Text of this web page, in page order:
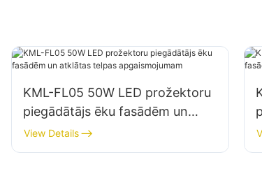
KML-FL05 50W LED prožektoru
piegādātājs ēku fasādēm un
atklātas telpas apgaismojumam
View Details